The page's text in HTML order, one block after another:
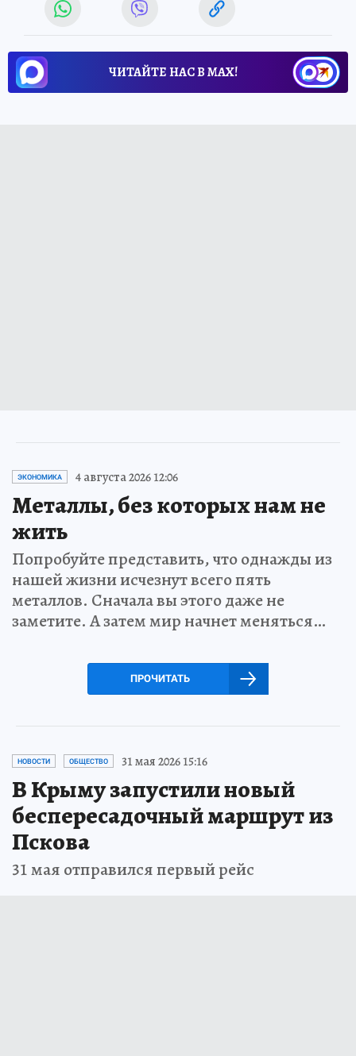
ЧИТАЙТЕ НАС В МАХ!
ЭКОНОМИКА 4 августа 2026 12:06
Металлы, без которых нам не
жить
Попробуйте представить, что однажды из
нашей жизни исчезнут всего пять
металлов. Сначала вы этого даже не
заметите. А затем мир начнет меняться…
ПРОЧИТАТЬ
НОВОСТИ ОБЩЕСТВО 31 мая 2026 15:16
В Крыму запустили новый
беспересадочный маршрут из
Пскова
31 мая отправился первый рейс